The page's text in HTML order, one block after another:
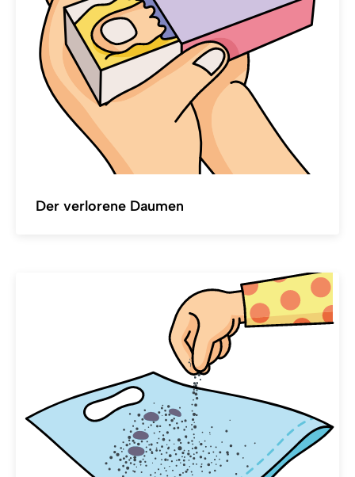
Der verlorene Daumen